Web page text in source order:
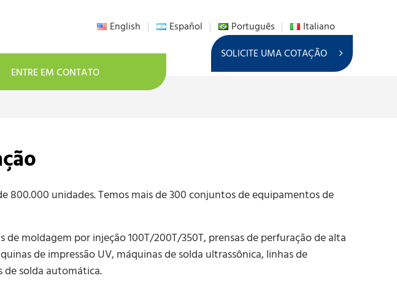
SOLICITE UMA COTAÇÃO
English Español Português Italiano
ENTRE EM CONTATO
800.000 unidades. Temos mais de 300 conjuntos de equipamentos de
moldagem por injeção 100T/200T/350T, prensas de perfuração de alta
de impressão UV, máquinas de solda ultrassônica, linhas de
solda automática.